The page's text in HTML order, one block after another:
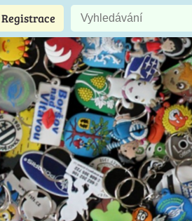
Registrace